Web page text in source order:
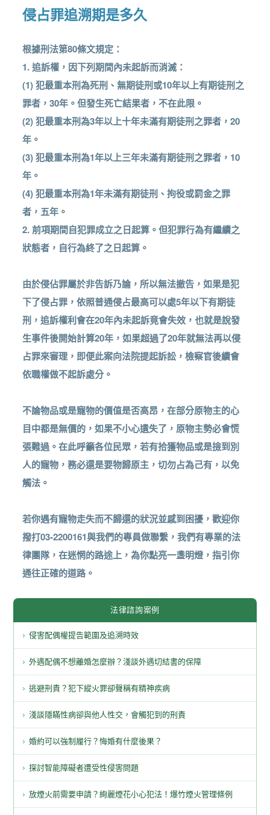
侵占罪追溯期是多久
根據刑法第80條文規定：
1. 追訴權，因下列期間內未起訴而消滅：
(1) 犯最重本刑為死刑、無期徒刑或10年以上有期徒刑之
罪者，30年。但發生死亡結果者，不在此限。
(2) 犯最重本刑為3年以上十年未滿有期徒刑之罪者，20
年。
(3) 犯最重本刑為1年以上三年未滿有期徒刑之罪者，10
年。
(4) 犯最重本刑為1年未滿有期徒刑、拘役或罰金之罪
者，五年。
2. 前項期間自犯罪成立之日起算。但犯罪行為有繼續之
狀態者，自行為終了之日起算。
由於侵佔罪屬於非告訴乃論，所以無法撤告，如果是犯
下了侵占罪，依照普通侵占最高可以處5年以下有期徒
刑，追訴權利會在20年內未起訴竟會失效，也就是說發
生事件後開始計算20年，如果超過了20年就無法再以侵
占罪來審理，即便此案向法院提起訴訟，檢察官後續會
依職權做不起訴處分。
不論物品或是寵物的價值是否高昂，在部分原物主的心
目中都是無價的，如果不小心遺失了，原物主勢必會慌
張難過。在此呼籲各位民眾，若有拾獲物品或是撿到別
人的寵物，務必還是要物歸原主，切勿占為己有，以免
觸法。
若你遇有寵物走失而不歸還的狀況並感到困擾，歡迎你
撥打03-2200161與我們的專員做聯繫，我們有專業的法
律團隊，在迷惘的路途上，為你點亮一盞明燈，指引你
通往正確的道路。
法律諮詢案例
侵害配偶權提告範圍及追溯時效
外遇配偶不想離婚怎麼辦？淺談外遇切結書的保障
逃避刑責？犯下縱火罪卻聲稱有精神疾病
淺談隱瞞性病卻與他人性交，會觸犯到的刑責
婚約可以強制履行？悔婚有什麼後果？
探討智能障礙者遭受性侵害問題
放煙火前需要申請？絢麗煙花小心犯法！爆竹煙火管理條例